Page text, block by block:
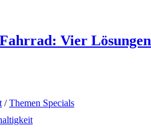
Vier
/ Themen Specials